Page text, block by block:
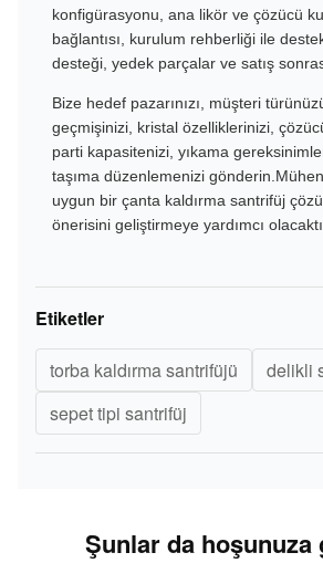
konfigürasyonu, ana likör ve çözücü
bağlantısı, kurulum rehberliği ile
desteği, yedek parçalar ve satış
Bize hedef pazarınızı, müşteri
geçmişinizi, kristal özelliklerinizi,
parti kapasitenizi, yıkama
taşıma düzenlemenizi
uygun bir çanta kaldırma santrifüj
önerisini geliştirmeye yardımcı
Etiketler
torba kaldırma santrifüjü
delikli
sepet tipi santrifüj
Şunlar da